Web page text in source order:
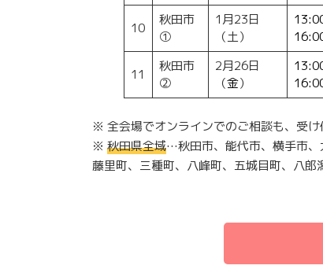
10
秋田市
①
1月23日
（土）
11
秋田市
②
2月26日
（金）
※ 全会場でオンラインでのご相談も、受け
※ 秋田県全域…秋田市、能代市、横手市、
藤里町、三種町、八峰町、五城目町、八